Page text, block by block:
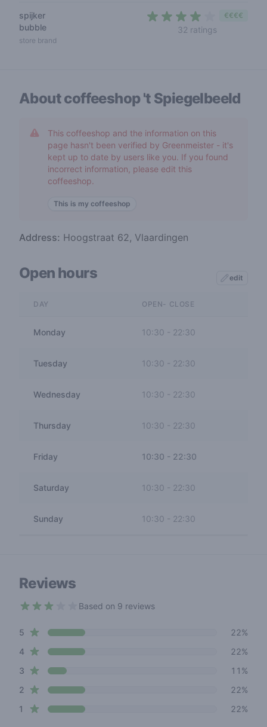
spijker
bubble
store brand
32 ratings
€€€€
About coffeeshop't Spiegelbeeld
This coffeeshop and the information on this
page hasn't been verified by Greenmeister - it's
kept up to date by users like you. If you found
incorrect information, please edit this
coffeeshop.
This is my coffeeshop
Address: Hoogstraat 62, Vlaardingen
Open hours edit
DAY OPEN- CLOSE
Monday 10:30 - 22:30
Tuesday 10:30 22:30
Wednesday 10:30 - 22:30
Thursday 10:30 22:30
Friday 10:30 - 22:30
Saturday 10:30 22:30
Sunday 10:30 - 22:30
Reviews
Based on 9 reviews
Review data
5 star reviews
22%
4star reviews
22%
3 star reviews
11%
2 star reviews
22%
1 star reviews 22%